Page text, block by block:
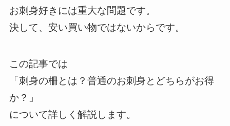
お刺身好きには重大な問題です。
決して、安い買い物ではないからです。
この記事では
「刺身の柵とは？普通のお刺身とどちらがお得
か？」
について詳しく解説します。